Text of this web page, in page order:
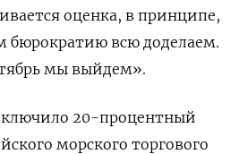
оценка, в принципе,
​бюрократию ​всю доделаем.
​мы выйдем».
20-процентный
морского торгового